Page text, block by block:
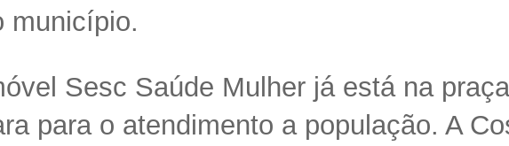
município.
Sesc Saúde Mulher já está na praça
para o atendimento a população. A